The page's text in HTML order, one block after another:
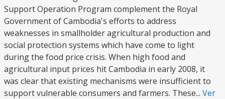
Support Operation Program complement the Royal
Government of Cambodia's efforts to address
weaknesses in smallholder agricultural production and
social protection systems which have come to light
during the food price crisis. When high food and
agricultural input prices hit Cambodia in early 2008, it
was clear that existing mechanisms were insufficient to
support vulnerable consumers and farmers. These... Ver